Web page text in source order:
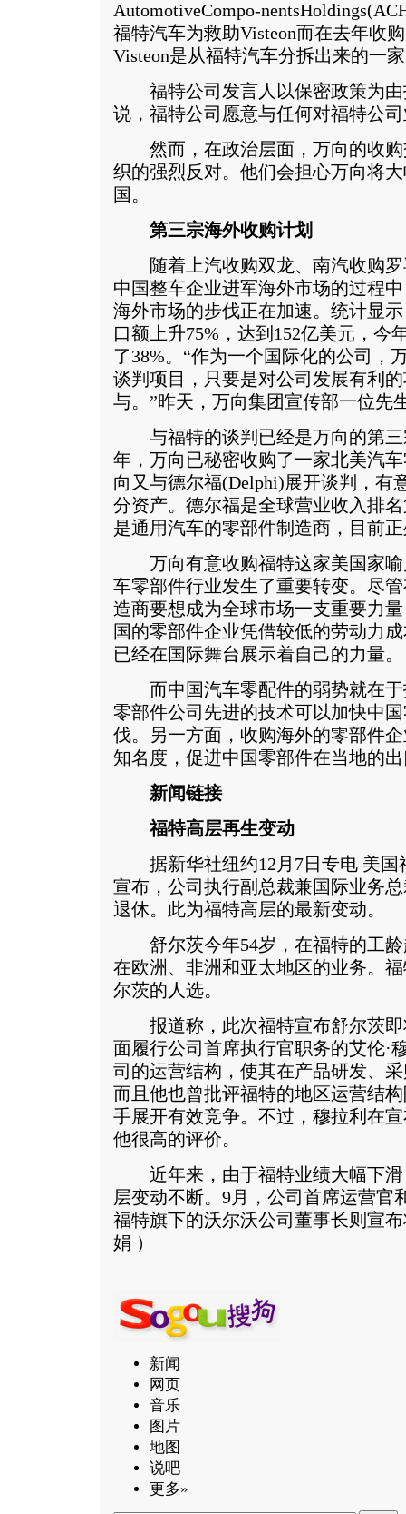
AutomotiveCompo-
福特汽车为救助Visteon而在去年收
Visteon是从福特汽车分拆出来的一
福特公司发言人以保密政策为由
说，福特公司愿意与任何对福特公
然而，在政治层面，万向的收购
织的强烈反对。他们会担心万向将
国。
第三宗海外收购计划
随着上汽收购双龙、南汽收购罗
中国整车企业进军海外市场的过程
海外市场的步伐正在加速。统计显
口额上升75%，达到152亿美元，今
了38%。“作为一个国际化的公司，
谈判项目，只要是对公司发展有利
与。”昨天，万向集团宣传部一位先
与福特的谈判已经是万向的第三
年，万向已秘密收购了一家北美汽
向又与德尔福(Delphi)展开谈判，有
分资产。德尔福是全球营业收入排
是通用汽车的零部件制造商，目前
万向有意收购福特这家美国家喻
车零部件行业发生了重要转变。尽
造商要想成为全球市场一支重要力
国的零部件企业凭借较低的劳动力
已经在国际舞台展示着自己的力量。
而中国汽车零配件的弱势就在于
零部件公司先进的技术可以加快中
伐。另一方面，收购海外的零部件
知名度，促进中国零部件在当地的
新闻链接
福特高层再生变动
据新华社纽约12月7日专电 美国
宣布，公司执行副总裁兼国际业务
退休。此为福特高层的最新变动。
舒尔茨今年54岁，在福特的工龄
在欧洲、非洲和亚太地区的业务。
尔茨的人选。
报道称，此次福特宣布舒尔茨即
面履行公司首席执行官职务的艾伦·
司的运营结构，使其在产品研发、
而且他也曾批评福特的地区运营结
手展开有效竞争。不过，穆拉利在
他很高的评价。
近年来，由于福特业绩大幅下滑
层变动不断。9月，公司首席运营官
福特旗下的沃尔沃公司董事长则宣
娟 ）
新闻
网页
音乐
图片
地图
说吧
更多»